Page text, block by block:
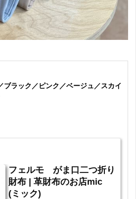
ブラック／ピンク／ベージュ／スカイ
フェルモ がま口二つ折り
財布 | 革財布のお店mic
(ミック)